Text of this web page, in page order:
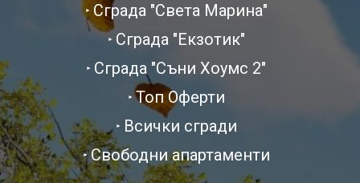
Сграда "Света Марина"
Сграда "Екзотик"
Сграда "Съни Хоумс 2"
Топ Оферти
Всички сгради
Свободни апартаменти